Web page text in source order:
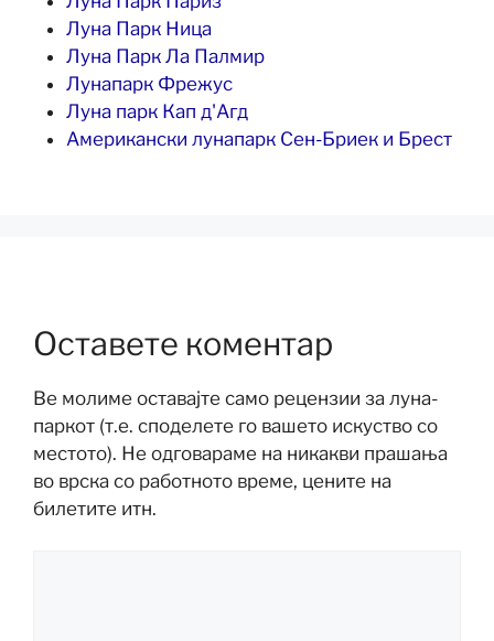
Луна Парк Ница
Луна Парк Ла Палмир
Лунапарк Фрежус
Луна парк Кап д'Агд
Американски лунапарк Сен-Бриек и Брест
Оставете коментар
Ве молиме оставајте само рецензии за луна-
паркот (т.е. споделете го вашето искуство со
местото). Не одговараме на никакви прашања
во врска со работното време, цените на
билетите итн.